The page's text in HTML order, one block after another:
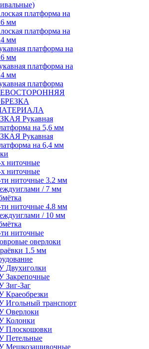
платформа на
мм
платформа на
мм
платформа на
мм
платформа на
мм
платформа
Рукавная
на 5,6 мм
Рукавная
на 6,4 мм
ниточные
ниточные
ти ниточные 3.2 мм
/ 7 мм
ти ниточные 4.8 мм
/ 10 мм
ниточные
оверлоки
1.5 мм
Двухиголки
Закрепочные
Зиг-Заг
Краеобрезки
Игольный транспорт
Оверлоки
Колонки
Плоскошовки
Петельные
Мешкозашивочные